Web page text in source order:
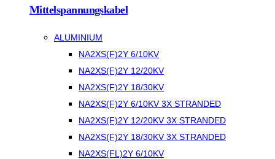
Mittelspannungskabel
ALUMINIUM
NA2XS(F)2Y 6/10KV
NA2XS(F)2Y 12/20KV
NA2XS(F)2Y 18/30KV
NA2XS(F)2Y 6/10KV 3X STRANDED
NA2XS(F)2Y 12/20KV 3X STRANDED
NA2XS(F)2Y 18/30KV 3X STRANDED
NA2XS(FL)2Y 6/10KV